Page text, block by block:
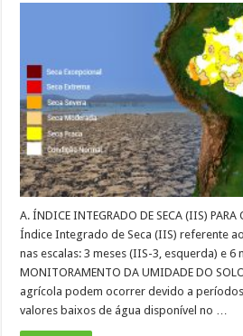
A. ÍNDICE INTEGRADO DE SECA (IIS)
Índice Integrado de Seca (IIS) referente
nas escalas: 3 meses (IIS-3, esquerda) e
MONITORAMENTO DA UMIDADE DO
agrícola podem ocorrer devido a
valores baixos de água disponível no …